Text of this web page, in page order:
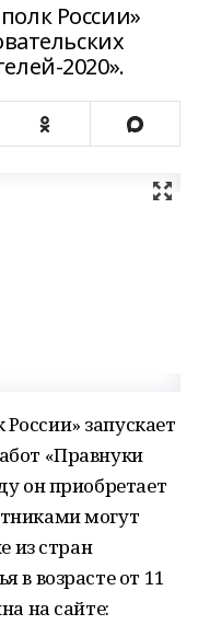
России»
2020».
запускает
«Правнуки
он приобретает
могут
из стран
в возрасте от 11
на сайте: